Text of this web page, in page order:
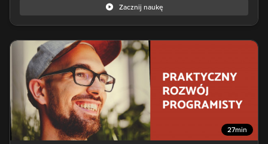
Zacznij naukę
27min